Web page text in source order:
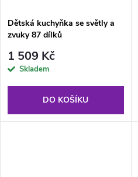
Dětská kuchyňka se světly a
zvuky 87 dílků
1 509 Kč
Skladem
DO KOŠÍKU